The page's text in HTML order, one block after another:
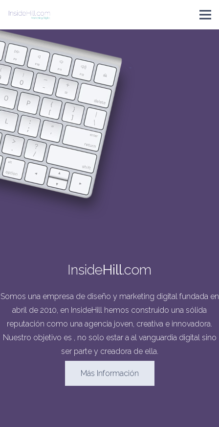
InsideHill.com
Somos una empresa de diseño y marketing digital fundada en
abril de 2010, en InsideHill hemos construido una sólida
reputación como una agencia joven, creativa e innovadora.
Nuestro objetivo es , no solo estar a al vanguardia digital sino
ser parte y creadora de ella.
Más Información